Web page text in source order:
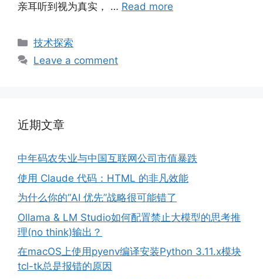
亲耳听到视为真实， … Read more
Categories
技术探索
Leave a comment
近期文章
中年码农失业与中国互联网公司市值暴跌
使用 Claude 代码：HTML 的非凡效能
为什么你的“AI 优先”战略很可能错了
Ollama & LM Studio如何配置禁止大模型的思考推
理(no think)输出？
在macOS上使用pyenv编译安装Python 3.11.x模块
tcl-tk总是报错的原因